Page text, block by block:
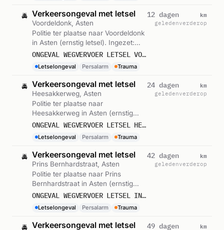
🚔 Verkeersongeval met letsel
Voordeldonk, Asten
Politie ter plaatse naar Voordeldonk
in Asten (ernstig letsel). Ingezet:
Persalarm. Gemeld om 23:55.
ONGEVAL WEGVERVOER LETSEL VOORDELDONK ASTEN
Letselongeval Persalarm Trauma
12 dagen
geleden
km
verderop
🚔 Verkeersongeval met letsel
Heesakkerweg, Asten
Politie ter plaatse naar
Heesakkerweg in Asten (ernstig
letsel). Ingezet: Persalarm. GemeldONGEVAL WEGVERVOER LETSEL HEESAKKERWEG ASTEN
Letselongeval Persalarm Trauma
24 dagen
geleden
km
verderop
🚔 Verkeersongeval met letsel
Prins Bernhardstraat, Asten
Politie ter plaatse naar Prins
Bernhardstraat in Asten (ernstig
letsel). Ingezet: Persalarm. GemeldONGEVAL WEGVERVOER LETSEL INDUSTRIELAAN PRINS BERNHARDSTRAAT ASTEN
Letselongeval Persalarm Trauma
42 dagen
geleden
km
verderop
🚔 Verkeersongeval met letsel 49 dagen km